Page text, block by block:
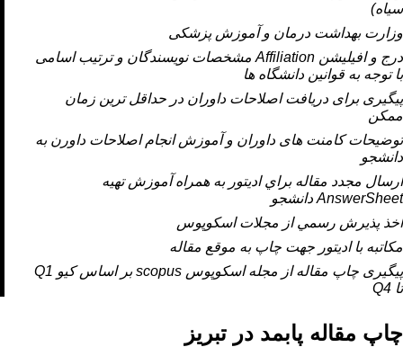
سیاه)
وزارت بهداشت درمان و آموزش پزشکی
درج و افیلیشن Affiliation مشخصات نویسندگان و ترتیب اسامی
با توجه به قوانین دانشگاه ها
پیگیری برای دریافت اصلاحات داوران در حداقل ترین زمان
ممکن
توضیحات کامنت های داوران و آموزش انجام اصلاحات داورن به
دانشجو
ارسال مجدد مقاله براي اديتور به همراه آموزش تهيه
AnswerSheet دانشجو
اخذ پذيرش رسمي از مجلات اسکوپوس
مکاتبه با ادیتور جهت چاپ به موقع مقاله
پیگیری چاپ مقاله از مجله اسکوپوس scopus بر اساس کیو Q1
تا Q4
چاپ مقاله پابمد در تبریز